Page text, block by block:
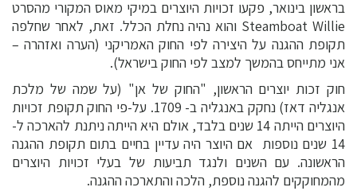
בראשון בינואר, פקעו זכויות היוצרים במיקי מאוס המקורי מהסרט
Steamboat Willie והוא נהיה נחלת הכלל. זאת, לאחר שחלפה
תקופת ההגנה על היצירה לפי החוק האמריקני (הערה ואזהרה –
אני מתייחס בהמשך למצב לפי החוק בישראל).
חוק זכות יוצרים הראשון, "החוק של אן" (על שמה של מלכת
אנגליה דאז) נחקק באנגליה ב- 1709. על-פי החוק תקופת זכויות
היוצרים הייתה 14 שנים בלבד, אולם היא הייתה ניתנת להארכה ל-
14 שנים נוספות אם היוצר היה עדיין בחיים בתום תקופת ההגנה
הראשונה. עם השנים ולנגד תביעות של בעלי זכויות היוצרים
מהמחוקקים להגנה נוספת, הלכה והתארכה ההגנה.